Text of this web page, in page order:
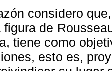
considero
figura de
tiene como
esto es,